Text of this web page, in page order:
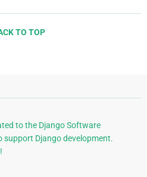
TO TOP
to the Django Software
support Django development.